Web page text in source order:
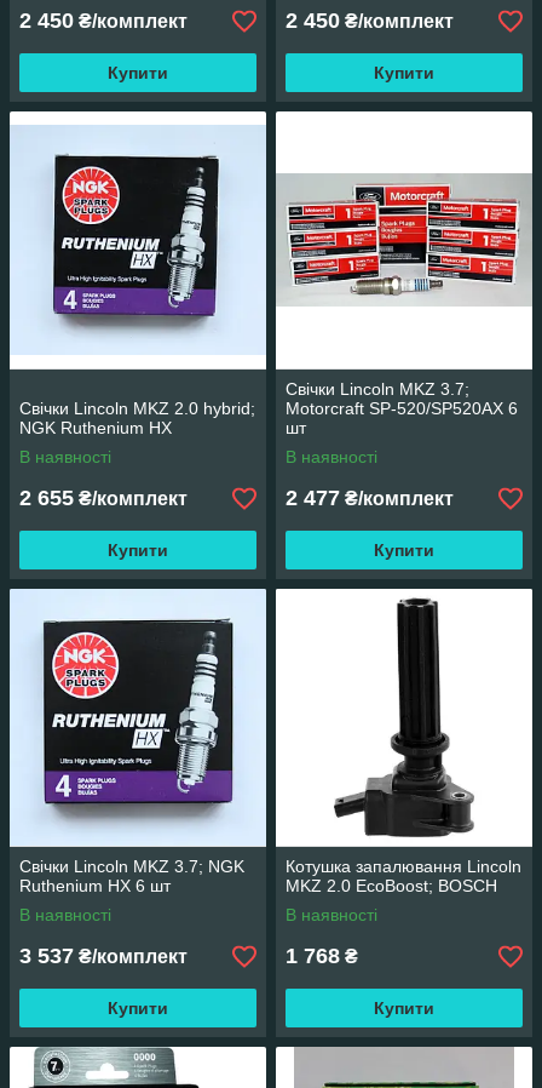
2 450 ₴/комплект
Купити
2 450 ₴/комплект
Купити
Свічки Lincoln MKZ 2.0 hybrid;
NGK Ruthenium HX
В наявності
2 655 ₴/комплект
Купити
Свічки Lincoln MKZ 3.7;
Motorcraft SP-520/SP520AX 6
шт
В наявності
2 477 ₴/комплект
Купити
Свічки Lincoln MKZ 3.7; NGK
Ruthenium HX 6 шт
В наявності
3 537 ₴/комплект
Купити
Котушка запалювання Lincoln
MKZ 2.0 EcoBoost; BOSCH
В наявності
1 768 ₴
Купити